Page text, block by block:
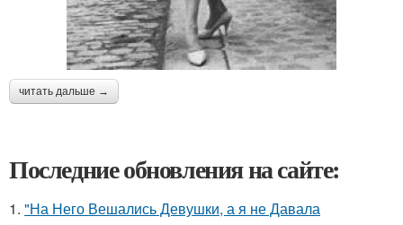
читать дальше →
Последние обновления на сайте:
1. "На Него Вешались Девушки, а я не Давала